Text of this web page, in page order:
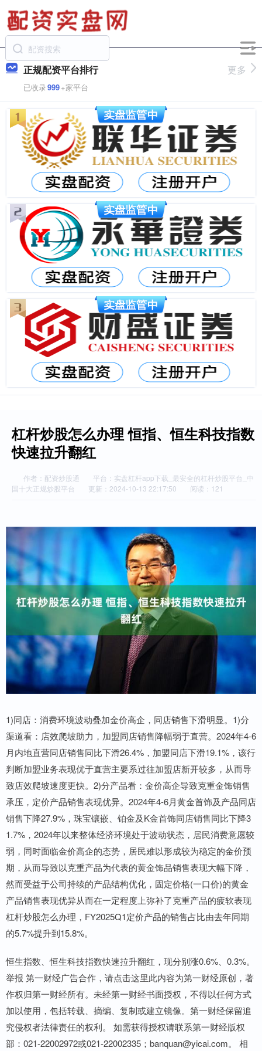
正规配资平台排行
已收录999+家平台
更多
杠杆炒股怎么办理 恒指、恒生科技指数
快速拉升翻红
作者：配资炒股通
平台：实盘杠杆app下载_最安全的杠杆炒股平台_中
国十大正规炒股平台
更新：2024-10-13 22:17:50 阅读：121
1)同店：消费环境波动叠加金价高企，同店销售下滑明显。1)分
渠道看：店效爬坡助力，加盟同店销售降幅弱于直营。2024年4-6
月内地直营同店销售同比下滑26.4%，加盟同店下滑19.1%，该行
判断加盟业务表现优于直营主要系过往加盟店新开较多，从而导
致店效爬坡速度更快。2)分产品看：金价高企导致克重金饰销售
承压，定价产品销售表现优异。2024年4-6月黄金首饰及产品同店
销售下降27.9%，珠宝镶嵌、铂金及K金首饰同店销售同比下降3
1.7%，2024年以来整体经济环境处于波动状态，居民消费意愿较
弱，同时面临金价高企的态势，居民难以形成较为稳定的金价预
期，从而导致以克重产品为代表的黄金饰品销售表现大幅下降，
然而受益于公司持续的产品结构优化，固定价格(一口价)的黄金
产品销售表现优异从而在一定程度上弥补了克重产品的疲软表现
杠杆炒股怎么办理，FY2025Q1定价产品的销售占比由去年同期
的5.7%提升到15.8%。
恒生指数、恒生科技指数快速拉升翻红，现分别涨0.6%、0.3%。
举报 第一财经广告合作，请点击这里此内容为第一财经原创，著
作权归第一财经所有。未经第一财经书面授权，不得以任何方式
加以使用，包括转载、摘编、复制或建立镜像。第一财经保留追
究侵权者法律责任的权利。 如需获得授权请联系第一财经版权
部：021-22002972或021-22002335；banquan@yicai.com。 相